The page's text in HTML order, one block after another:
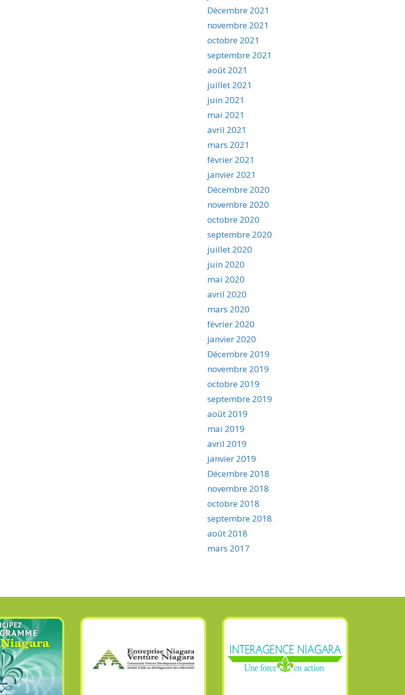
Décembre 2021
novembre 2021
octobre 2021
septembre 2021
août 2021
juillet 2021
juin 2021
mai 2021
avril 2021
mars 2021
février 2021
janvier 2021
Décembre 2020
novembre 2020
octobre 2020
septembre 2020
juillet 2020
juin 2020
mai 2020
avril 2020
mars 2020
février 2020
janvier 2020
Décembre 2019
novembre 2019
octobre 2019
septembre 2019
août 2019
mai 2019
avril 2019
janvier 2019
Décembre 2018
novembre 2018
octobre 2018
septembre 2018
août 2018
mars 2017